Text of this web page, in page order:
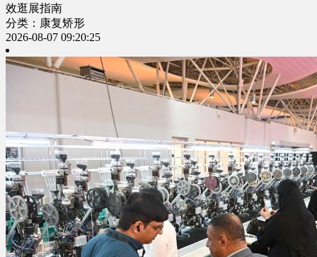
效逛展指南
分类：康复矫形
2026-08-07 09:20:25